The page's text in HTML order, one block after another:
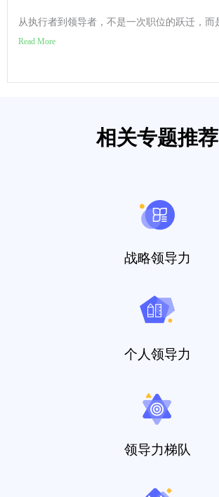
从执行者到领导者，不是一次职位的跃迁，而
Read More
相关专题推荐
战略领导力
个人领导力
领导力梯队